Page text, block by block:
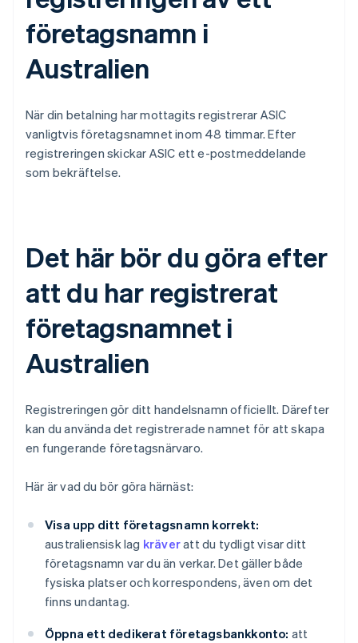
företagsnamn i
Australien
När din betalning har mottagits registrerar ASIC
vanligtvis företagsnamnet inom 48 timmar. Efter
registreringen skickar ASIC ett e-postmeddelande
som bekräftelse.
Det här bör du göra efter
att du har registrerat
företagsnamnet i
Australien
Registreringen gör ditt handelsnamn officiellt. Därefter
kan du använda det registrerade namnet för att skapa
en fungerande företagsnärvaro.
Här är vad du bör göra härnäst:
Visa upp ditt företagsnamn korrekt:
australiensisk lag kräveratt du tydligt visar ditt
företagsnamn var du än verkar. Det gäller både
fysiska platser och korrespondens, även om det
finns undantag.
Öppna ett dedikerat företagsbankkonto: att